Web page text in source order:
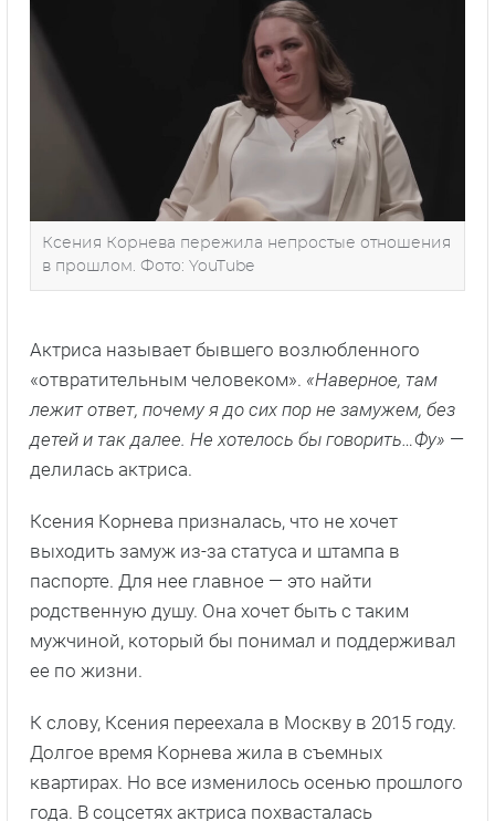
Ксения Корнева пережила непростые отношения
в прошлом. Фото: YouTube
Актриса называет бывшего возлюбленного
«отвратительным человеком». «Наверное, там
лежит ответ, почему я до сих пор не замужем, без
детей и так далее. Не хотелось бы говорить…Фу» —
делилась актриса.
Ксения Корнева призналась, что не хочет
выходить замуж из-за статуса и штампа в
паспорте. Для нее главное — это найти
родственную душу. Она хочет быть с таким
мужчиной, который бы понимал и поддерживал
ее по жизни.
К слову, Ксения переехала в Москву в 2015 году.
Долгое время Корнева жила в съемных
квартирах. Но все изменилось осенью прошлого
года. В соцсетях актриса похвасталась